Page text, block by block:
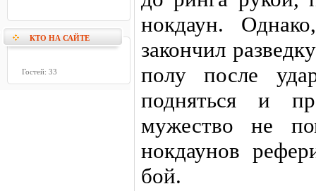
КТО НА САЙТЕ
Гостей: 33
нокдаун.
закончил
полу после
подняться и
мужество не
нокдаунов
бой.